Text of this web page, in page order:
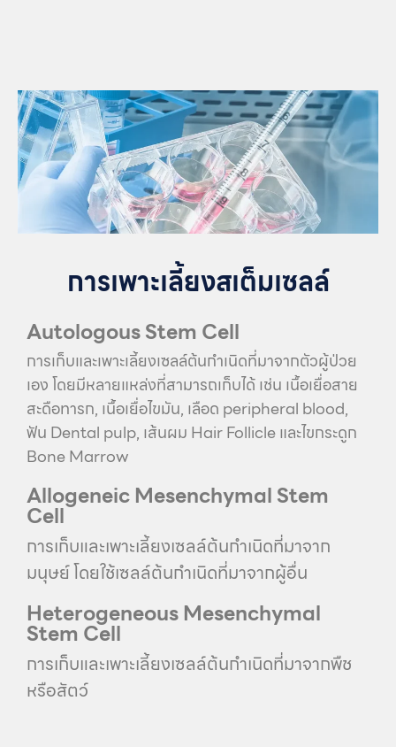
การเพาะเลี้ยงสเต็มเซลล์
Autologous Stem Cell
การเก็บและเพาะเลี้ยงเซลล์ต้นกำเนิดที่มาจากตัวผู้ป่วย
เอง โดยมีหลายแหล่งที่สามารถเก็บได้ เช่น เนื้อเยื่อสาย
สะดือทารก, เนื้อเยื่อไขมัน, เลือด peripheral blood,
ฟัน Dental pulp, เส้นผม Hair Follicle และไขกระดูก
Bone Marrow
Allogeneic Mesenchymal Stem
Cell
การเก็บและเพาะเลี้ยงเซลล์ต้นกำเนิดที่มาจาก
มนุษย์ โดยใช้เซลล์ต้นกำเนิดที่มาจากผู้อื่น
Heterogeneous Mesenchymal
Stem Cell
การเก็บและเพาะเลี้ยงเซลล์ต้นกำเนิดที่มาจากพืช
หรือสัตว์